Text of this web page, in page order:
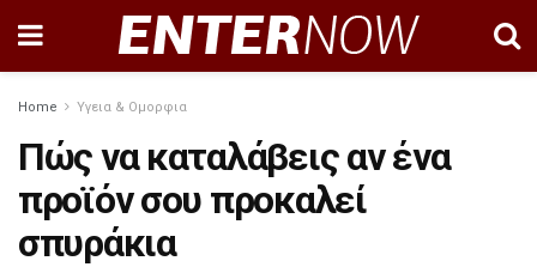
Home Υγεια & Ομορφια
Πώς να καταλάβεις αν ένα
προϊόν σου προκαλεί
σπυράκια